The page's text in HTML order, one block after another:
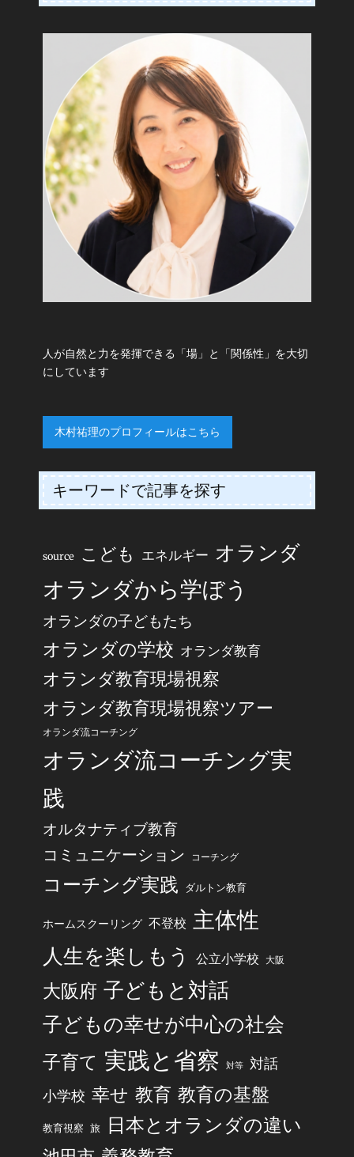
人が自然と力を発揮できる「場」と「関係性」を大切
にしています
木村祐理のプロフィールはこちら
キーワードで記事を探す
source こども エネルギー オランダ
オランダから学ぼう
オランダの子どもたち
オランダの学校 オランダ教育
オランダ教育現場視察
オランダ教育現場視察ツアー
オランダ流コーチング
オランダ流コーチング実
践
オルタナティブ教育
コミュニケーション コーチング
コーチング実践 ダルトン教育
ホームスクーリング 不登校 主体性
人生を楽しもう 公立小学校 大阪
大阪府 子どもと対話
子どもの幸せが中心の社会
子育て 実践と省察 対等
対話
小学校 幸せ 教育 教育の基盤
教育視察 旅 日本とオランダの違い